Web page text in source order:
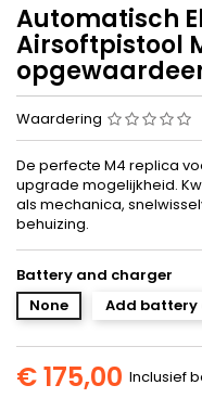
Automatisch
Airsoftpistool
Waardering
De perfecte M4 replica
upgrade mogelijkheid.
als mechanica,
behuizing.
Battery and charger
None
Add battery
€ 175,00 Inclusief